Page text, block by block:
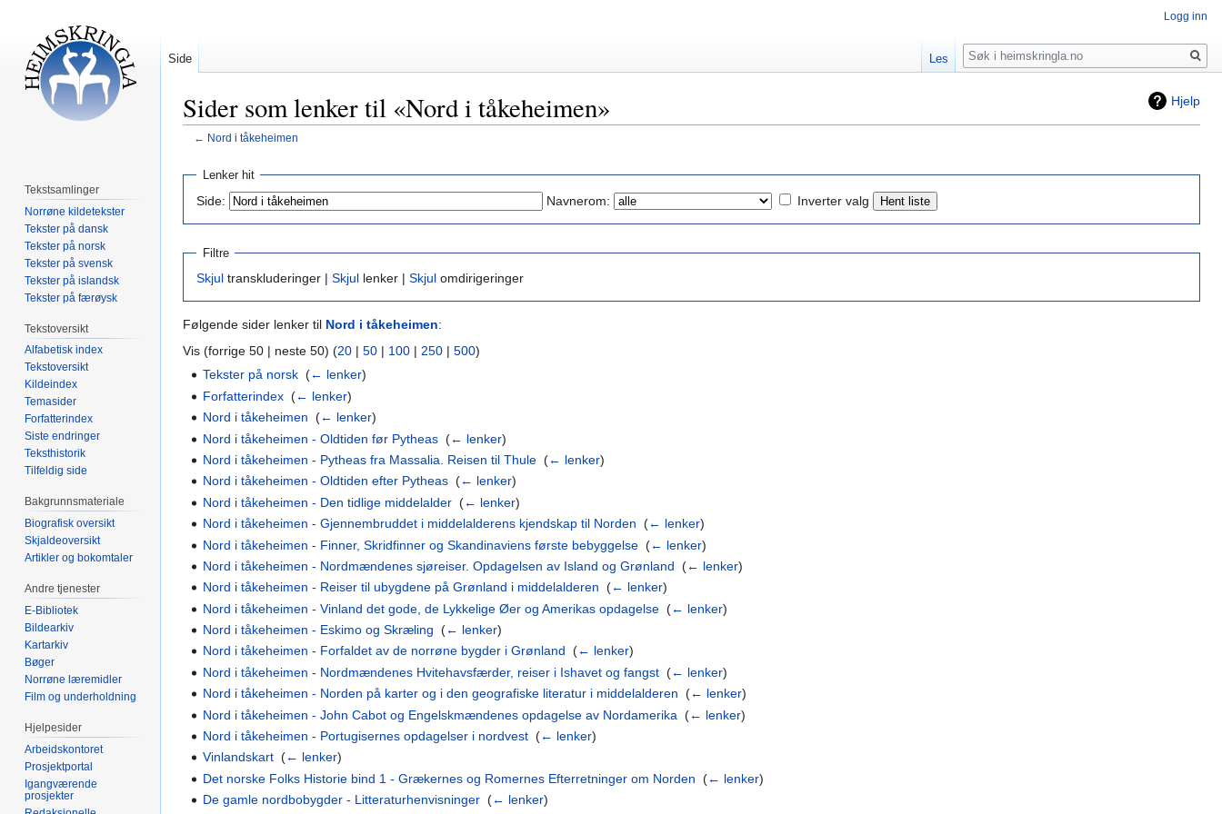
Hjelp
Sider som lenker til «Nord i tåkeheimen»
← Nord i tåkeheimen
Hopp
navigering
Hopp
søk
Lenker hit
Side: Navnerom: Inverter valg
Filtre
Skjul transkluderinger | Skjul lenker | Skjul omdirigeringer
Følgende sider lenker til Nord i tåkeheimen:
Vis (forrige 50 | neste 50) (20 | 50 | 100 | 250 | 500)
Tekster på norsk ‎(← lenker)
Forfatterindex ‎(← lenker)
Nord i tåkeheimen ‎(← lenker)
Nord i tåkeheimen - Oldtiden før Pytheas ‎(← lenker)
Nord i tåkeheimen - Pytheas fra Massalia. Reisen til Thule ‎(← lenker)
Nord i tåkeheimen - Oldtiden efter Pytheas ‎(← lenker)
Nord i tåkeheimen - Den tidlige middelalder ‎(← lenker)
Nord i tåkeheimen - Gjennembruddet i middelalderens kjendskap til Norden ‎(← lenker)
Nord i tåkeheimen - Finner, Skridfinner og Skandinaviens første bebyggelse ‎(← lenker)
Nord i tåkeheimen - Nordmændenes sjøreiser. Opdagelsen av Island og Grønland ‎(← lenker)
Nord i tåkeheimen - Reiser til ubygdene på Grønland i middelalderen ‎(← lenker)
Nord i tåkeheimen - Vinland det gode, de Lykkelige Øer og Amerikas opdagelse ‎(← lenker)
Nord i tåkeheimen - Eskimo og Skræling ‎(← lenker)
Nord i tåkeheimen - Forfaldet av de norrøne bygder i Grønland ‎(← lenker)
Nord i tåkeheimen - Nordmændenes Hvitehavsfærder, reiser i Ishavet og fangst ‎(← lenker)
Nord i tåkeheimen - Norden på karter og i den geografiske literatur i middelalderen ‎(← lenker)
Nord i tåkeheimen - John Cabot og Engelskmændenes opdagelse av Nordamerika ‎(← lenker)
Nord i tåkeheimen - Portugisernes opdagelser i nordvest ‎(← lenker)
Vinlandskart ‎(← lenker)
Det norske Folks Historie bind 1 - Grækernes og Romernes Efterretninger om Norden ‎(← lenker)
De gamle nordbobygder - Litteraturhenvisninger ‎(← lenker)
Logg inn
Side Les
Søk
Tekstsamlinger
Norrøne kildetekster
Tekster på dansk
Tekster på norsk
Tekster på svensk
Tekster på islandsk
Tekster på færøysk
Tekstoversikt
Alfabetisk index
Tekstoversikt
Kildeindex
Temasider
Forfatterindex
Siste endringer
Teksthistorik
Tilfeldig side
Bakgrunnsmateriale
Biografisk oversikt
Skjaldeoversikt
Artikler og bokomtaler
Andre tjenester
E-Bibliotek
Bildearkiv
Kartarkiv
Bøger
Norrøne læremidler
Film og underholdning
Hjelpesider
Arbeidskontoret
Prosjektportal
Igangværende
prosjekter